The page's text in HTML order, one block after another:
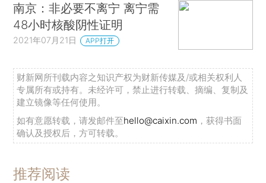
南京：非必要不离宁 离宁需
48小时核酸阴性证明
2021年07月21日 APP打开
财新网所刊载内容之知识产权为财新传媒及/或相关权利人
专属所有或持有。未经许可，禁止进行转载、摘编、复制及
建立镜像等任何使用。
如有意愿转载，请发邮件至hello@caixin.com ，获得书面
确认及授权后，方可转载。
推荐阅读